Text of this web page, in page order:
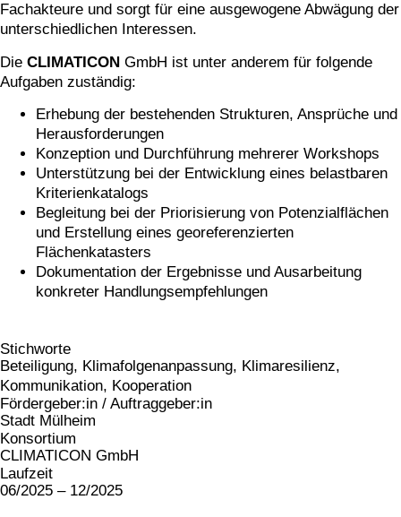
Fachakteure und sorgt für eine ausgewogene Abwägung der
unterschiedlichen Interessen.
Die CLIMATICON GmbH ist unter anderem für folgende
Aufgaben zuständig:
Erhebung der bestehenden Strukturen, Ansprüche und
Herausforderungen
Konzeption und Durchführung mehrerer Workshops
Unterstützung bei der Entwicklung eines belastbaren
Kriterienkatalogs
Begleitung bei der Priorisierung von Potenzialflächen
und Erstellung eines georeferenzierten
Flächenkatasters
Dokumentation der Ergebnisse und Ausarbeitung
konkreter Handlungsempfehlungen
Stichworte
Beteiligung, Klimafolgenanpassung, Klimaresilienz,
Kommunikation, Kooperation
Fördergeber:in / Auftraggeber:in
Stadt Mülheim
Konsortium
CLIMATICON GmbH
Laufzeit
06/2025 – 12/2025